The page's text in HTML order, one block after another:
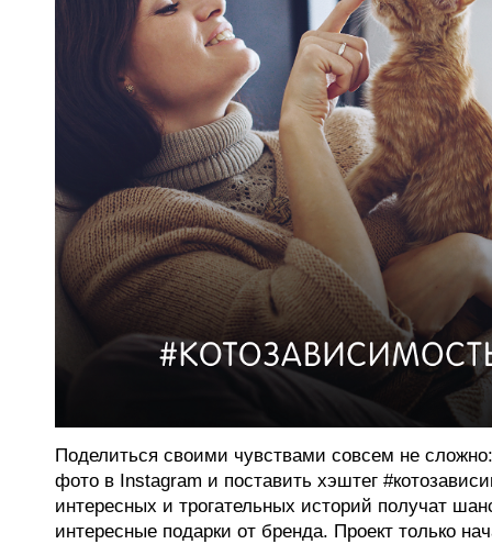
Поделиться своими чувствами совсем не
фото в Instagram и поставить хэштег
интересных и трогательных историй получат
интересные подарки от бренда. Проект только